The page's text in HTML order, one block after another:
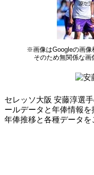
※画像はGoogleの画像
そのため無関係な画
セレッソ大阪 安藤淳選
ールデータと年俸情報を
年俸推移と各種データを